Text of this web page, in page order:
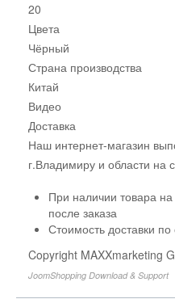
20
Цвета
Чёрный
Страна производства
Китай
Видео
Доставка
Наш интернет-магазин
г.Владимиру и области на
При наличии товара
после заказа
Стоимость доставки
Copyright MAXXmarketing
JoomShopping Download & Support